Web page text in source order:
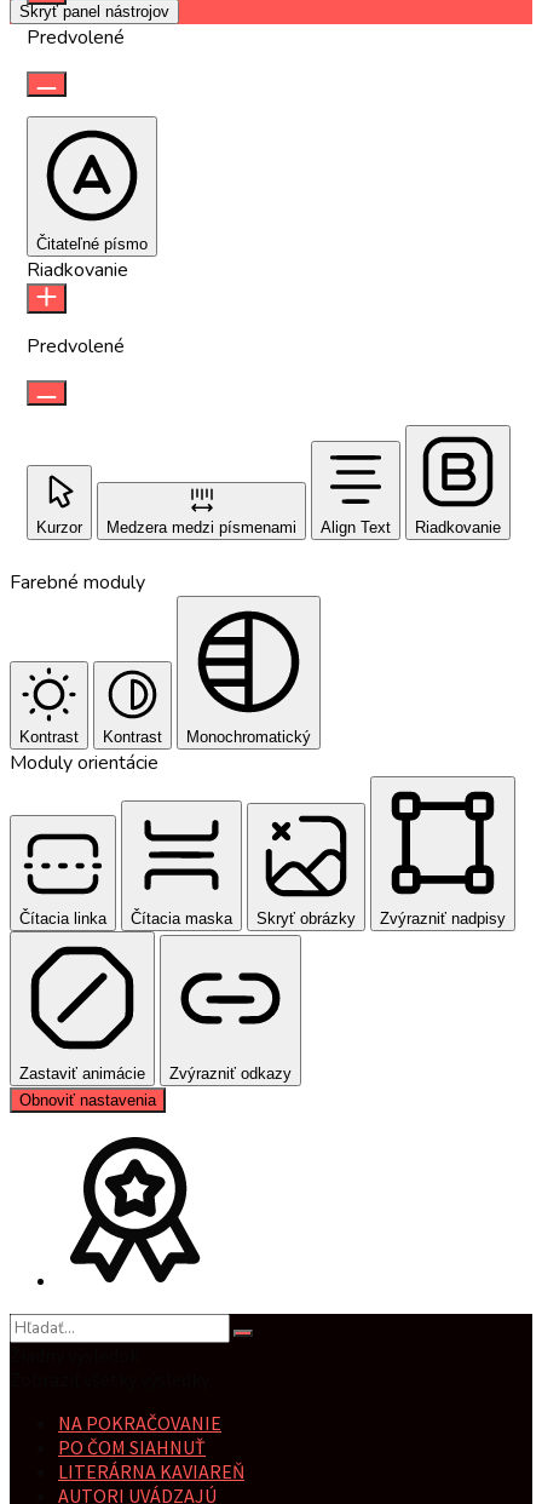
Skryť panel nástrojov
Predvolené
Čitateľné písmo
Riadkovanie
Predvolené
Kurzor Medzera medzi písmenami Align Text Riadkovanie
Farebné moduly
Kontrast Kontrast Monochromatický
Moduly orientácie
Čítacia linka Čítacia maska Skryť obrázky Zvýrazniť nadpisy
Zastaviť animácie
Zvýrazniť odkazy
Obnoviť nastavenia
NA POKRAČOVANIE
PO ČOM SIAHNUŤ
LITERÁRNA KAVIAREŇ
AUTORI UVÁDZAJÚ